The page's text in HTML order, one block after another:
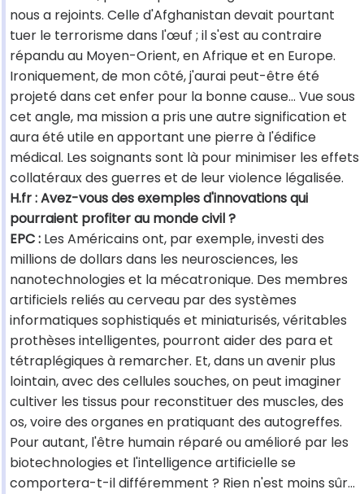
nous a rejoints. Celle d'Afghanistan devait pourtant
tuer le terrorisme dans l'œuf ; il s'est au contraire
répandu au Moyen-Orient, en Afrique et en Europe.
Ironiquement, de mon côté, j'aurai peut-être été
projeté dans cet enfer pour la bonne cause… Vue sous
cet angle, ma mission a pris une autre signification et
aura été utile en apportant une pierre à l'édifice
médical. Les soignants sont là pour minimiser les effets
collatéraux des guerres et de leur violence légalisée.
H.fr : Avez-vous des exemples d'innovations qui
pourraient profiter au monde civil ?
EPC : Les Américains ont, par exemple, investi des
millions de dollars dans les neurosciences, les
nanotechnologies et la mécatronique. Des membres
artificiels reliés au cerveau par des systèmes
informatiques sophistiqués et miniaturisés, véritables
prothèses intelligentes, pourront aider des para et
tétraplégiques à remarcher. Et, dans un avenir plus
lointain, avec des cellules souches, on peut imaginer
cultiver les tissus pour reconstituer des muscles, des
os, voire des organes en pratiquant des autogreffes.
Pour autant, l'être humain réparé ou amélioré par les
biotechnologies et l'intelligence artificielle se
comportera-t-il différemment ? Rien n'est moins sûr…